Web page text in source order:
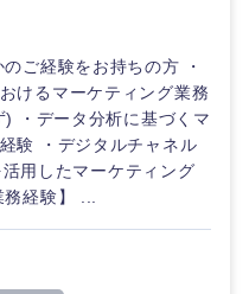
愛媛県
ご経験をお持ちの方 ・
けるマーケティング業務
・データ分析に基づくマ
験 ・デジタルチャネル
用したマーケティング
経験】 ...